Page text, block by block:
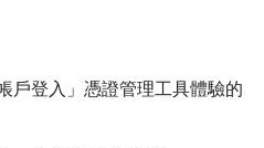
戶登入」憑證管理工具體驗的